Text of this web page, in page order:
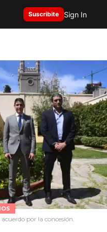
Suscribite Sign In
por la concesión.